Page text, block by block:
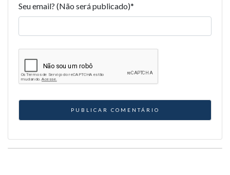
Seu email? (Não será publicado)*